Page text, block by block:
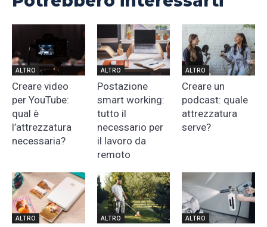
ALTRO
Creare video
per YouTube:
qual è
l’attrezzatura
necessaria?
ALTRO
Postazione
smart working:
tutto il
necessario per
il lavoro da
remoto
ALTRO
Creare un
podcast: quale
attrezzatura
serve?
ALTRO ALTRO ALTRO